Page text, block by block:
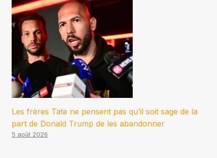
Les frères Tate ne pensent pas qu’il soit sage de la
part de Donald Trump de les abandonner
5 août 2026